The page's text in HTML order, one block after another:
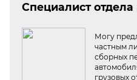
Специалист отдела
Могу
частным
сборных
грузовых